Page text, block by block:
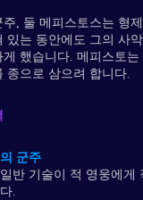
주, 둘 메피스토스는 형
있는 동안에도 그의 사
게 했습니다. 메피스토
종으로 삼으려 합니다.
군주
일반 기술이 적 영웅에게
다.